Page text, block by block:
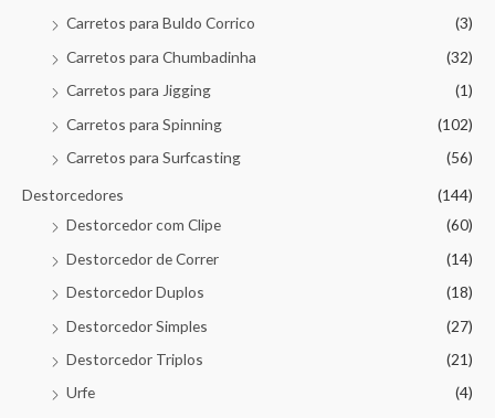
Carretos para Buldo Corrico
(3)
Carretos para Chumbadinha
(32)
Carretos para Jigging
(1)
Carretos para Spinning
(102)
Carretos para Surfcasting
(56)
Destorcedores
(144)
Destorcedor com Clipe
(60)
Destorcedor de Correr
(14)
Destorcedor Duplos
(18)
Destorcedor Simples
(27)
Destorcedor Triplos
(21)
Urfe
(4)